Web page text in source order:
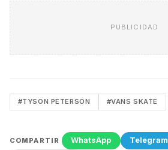
PUBLICIDAD
#TYSON PETERSON #VANS SKATE
COMPARTIR WhatsApp Telegram